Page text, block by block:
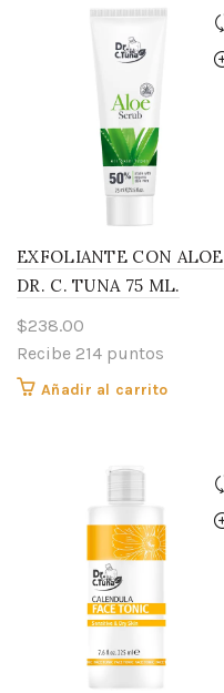
EXFOLIANTE CON ALOE
DR. C. TUNA 75 ML.
$238.00
Recibe 214 puntos
Añadir al carrito